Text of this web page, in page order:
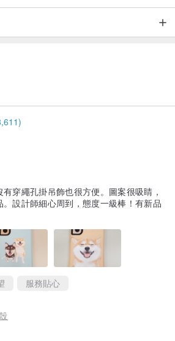
穿繩孔掛吊飾也很方便。圖案很吸睛，
設計師細心周到，態度一級棒！有新品
服務貼心